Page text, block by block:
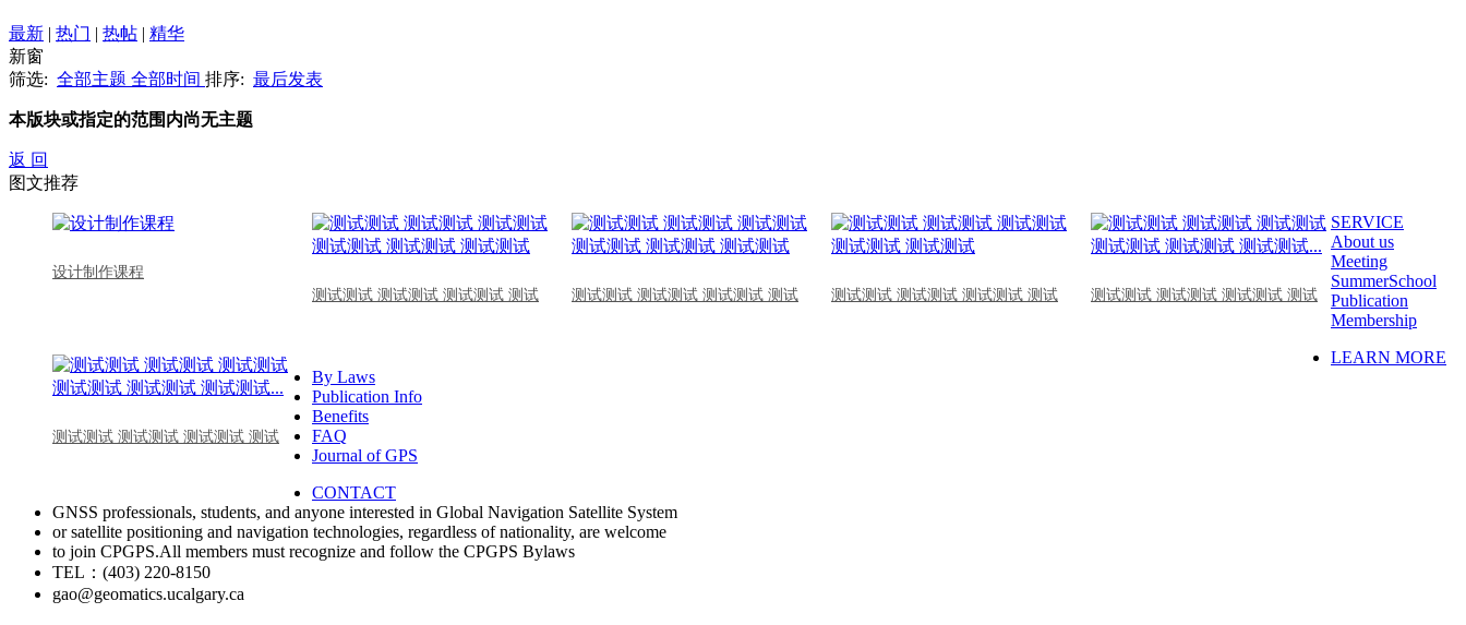
最新 | 热门 | 热帖 | 精华
新窗
筛选: 全部主题 全部时间 排序: 最后发表
本版块或指定的范围内尚无主题
返 回
图文推荐
设计制作课程
测试测试 测试测试 测试测试 测试
测试测试 测试测试 测试测试 测试 测试测试 测试测试 测试测试 测试 测试测试 测试测试 测试测试 测试
测试测试 测试测试 测试测试 测试
SERVICE
About us
Meeting
SummerSchool
Publication
Membership
LEARN MORE
By Laws
Publication Info
Benefits
FAQ
Journal of GPS
CONTACT
GNSS professionals, students, and anyone interested in Global Navigation Satellite System
or satellite positioning and navigation technologies, regardless of nationality, are welcome
to join CPGPS.All members must recognize and follow the CPGPS Bylaws
TEL：(403) 220-8150
gao@geomatics.ucalgary.ca